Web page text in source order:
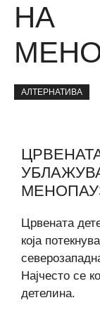
НА
АЛТЕРНАТИВА
Црвената
која
Најчесто се
детелина.